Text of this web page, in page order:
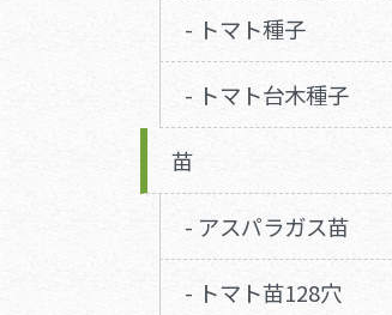
- トマト種子
- トマト台木種子
苗
- アスパラガス苗
- トマト苗128穴